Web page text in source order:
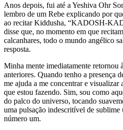
Anos depois, fui até a Yeshiva Ohr
lembro de um Rebe explicando por
ao recitar Kiddusha, “KADOSH-
disse que, no momento em que
calcanhares, todo o mundo angélico
resposta.
Minha mente imediatamente retornou
anteriores. Quando tenho a presença
me ajuda a me concentrar e visualizar
que estou fazendo. Sim, sou como
do palco do universo, tocando
uma pulsação indescritível de sublime
número um.